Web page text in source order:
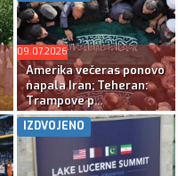
09.07.2026
Amerika večeras ponovo
napala Iran; Teheran:
Trampove p...
IZDVOJENO